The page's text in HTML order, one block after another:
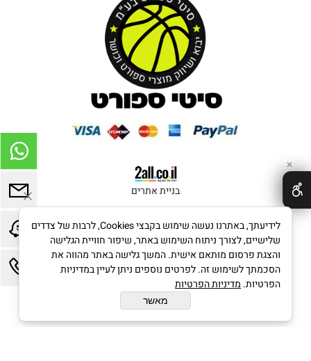
בניית אתרים
✕
לידיעתך, באתרנו נעשה שימוש בקבצי Cookies, לרבות של צדדים
שלישיים, לצורך ניתוח השימוש באתר, שיפור חוויית הגלישה
והצגת פרסום מותאם אישית. המשך גלישה באתר מהווה את
הסכמתך לשימוש זה. לפרטים נוספים ניתן לעיין במדיניות
הפרטיות. מדיניות הפרטיות
מאשר